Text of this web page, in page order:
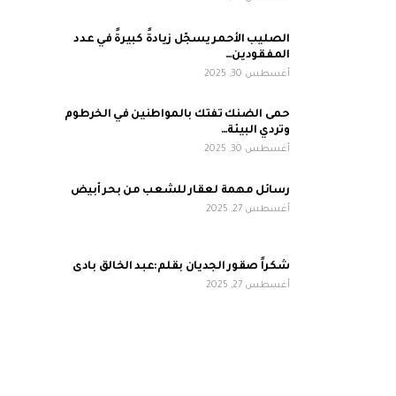
الصليب الأحمر يسجّل زيادةً كبيرةً في عدد
المفقودين…
أغسطس 30, 2025
حمى الضنك تفتك بالمواطنين في الخرطوم
وتردي البيئة…
أغسطس 30, 2025
رسائل مهمة لعقار للشعب من بحر أبيض
أغسطس 27, 2025
شكراً صقور الجديان بقلم:عبد الخالق بادى
أغسطس 27, 2025